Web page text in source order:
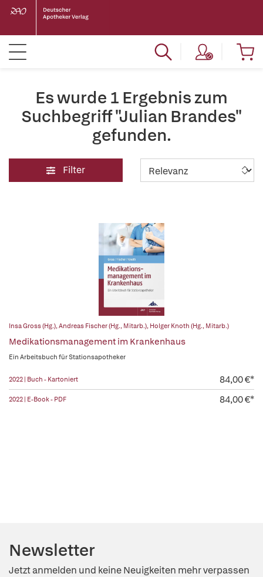
Es wurde 1 Ergebnis zum
Suchbegriff "Julian Brandes"
gefunden.
Filter
Insa Gross (Hg.),Andreas Fischer (Hg., Mitarb.), Holger Knoth (Hg., Mitarb.)
Medikationsmanagement im Krankenhaus
Ein Arbeitsbuch für Stationsapotheker
2022 | Buch - Kartoniert 84,00 €*
2022 | E-Book - PDF 84,00 €*
Newsletter
Jetzt anmelden und keine Neuigkeiten mehr verpassen